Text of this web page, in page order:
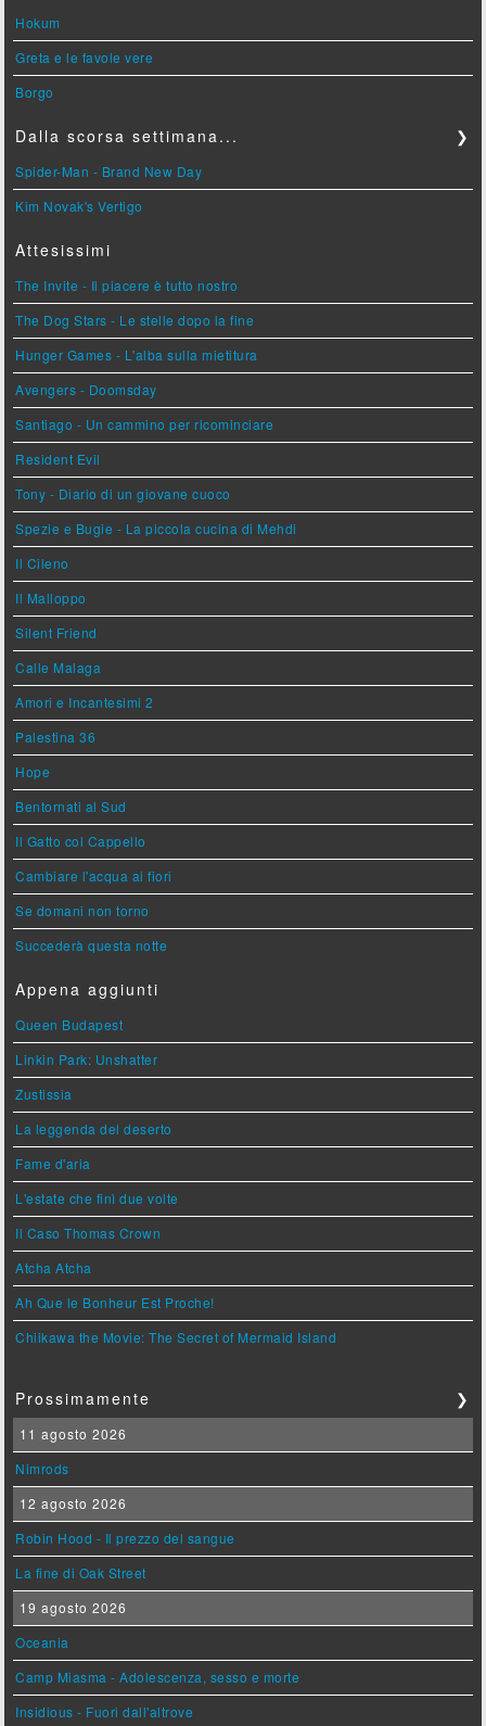
Hokum
Greta e le favole vere
Borgo
Dalla scorsa settimana... ❯
Spider-Man - Brand New Day
Kim Novak's Vertigo
Attesissimi
The Invite - Il piacere è tutto nostro
The Dog Stars - Le stelle dopo la fine
Hunger Games - L'alba sulla mietitura
Avengers - Doomsday
Santiago - Un cammino per ricominciare
Resident Evil
Tony - Diario di un giovane cuoco
Spezie e Bugie - La piccola cucina di Mehdi
Il Cileno
Il Malloppo
Silent Friend
Calle Malaga
Amori e Incantesimi 2
Palestina 36
Hope
Bentornati al Sud
Il Gatto col Cappello
Cambiare l'acqua ai fiori
Se domani non torno
Succederà questa notte
Appena aggiunti
Queen Budapest
Linkin Park: Unshatter
Zustissia
La leggenda del deserto
Fame d'aria
L'estate che finì due volte
Il Caso Thomas Crown
Atcha Atcha
Ah Que le Bonheur Est Proche!
Chiikawa the Movie: The Secret of Mermaid Island
Prossimamente ❯
11 agosto 2026
Nimrods
12 agosto 2026
Robin Hood - Il prezzo del sangue
La fine di Oak Street
19 agosto 2026
Oceania
Camp Miasma - Adolescenza, sesso e morte
Insidious - Fuori dall'altrove